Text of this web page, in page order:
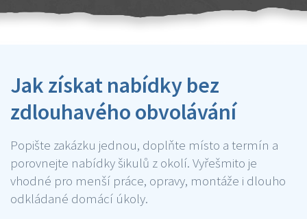
Jak získat nabídky bez
zdlouhavého obvolávání
Popište zakázku jednou, doplňte místo a termín a
porovnejte nabídky šikulů z okolí. Vyřešmito je
vhodné pro menší práce, opravy, montáže i dlouho
odkládané domácí úkoly.